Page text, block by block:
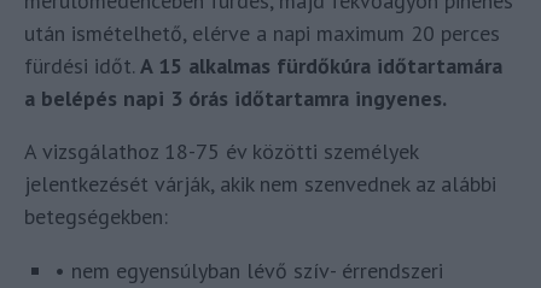
után ismételhető, elérve a napi maximum 20 perces
fürdési időt. A 15 alkalmas fürdőkúra időtartamára
a belépés napi 3 órás időtartamra ingyenes.
A vizsgálathoz 18-75 év közötti személyek
jelentkezését várják, akik nem szenvednek az alábbi
betegségekben:
• nem egyensúlyban lévő szív- érrendszeri